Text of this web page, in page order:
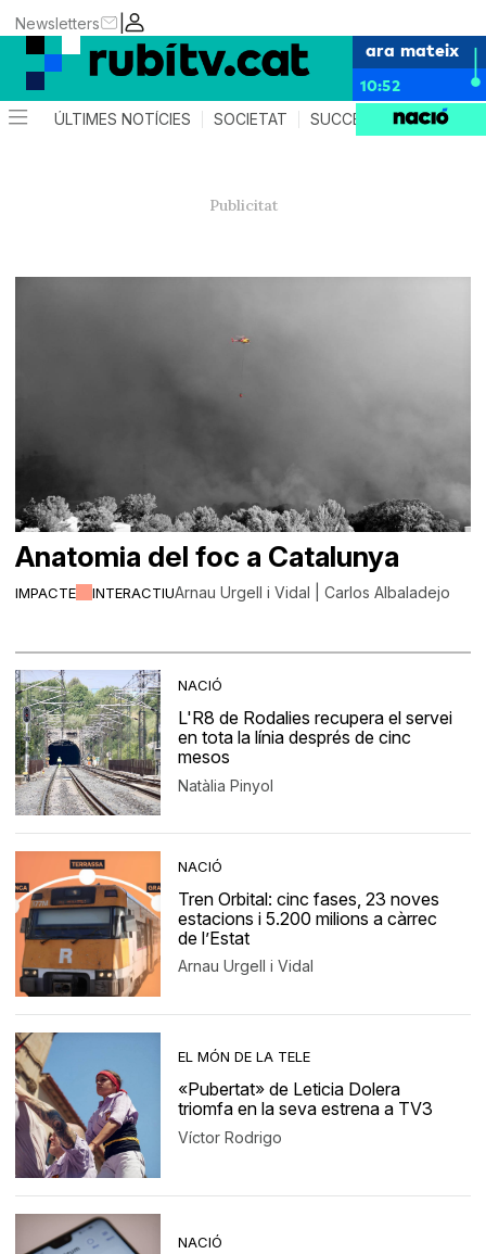
|
Newsletters
ara mateix
10:52
ÚLTIMES NOTÍCIES SOCIETAT SUCCESSOS
IMPACTE INTERACTIU
Anatomia del foc a Catalunya
Arnau Urgell i Vidal | Carlos Albaladejo
NACIÓ
L'R8 de Rodalies recupera el servei
en tota la línia després de cinc
mesos
Natàlia Pinyol
NACIÓ
Tren Orbital: cinc fases, 23 noves
estacions i 5.200 milions a càrrec
de l’Estat
Arnau Urgell i Vidal
EL MÓN DE LA TELE
«Pubertat» de Leticia Dolera
triomfa en la seva estrena a TV3
Víctor Rodrigo
NACIÓ